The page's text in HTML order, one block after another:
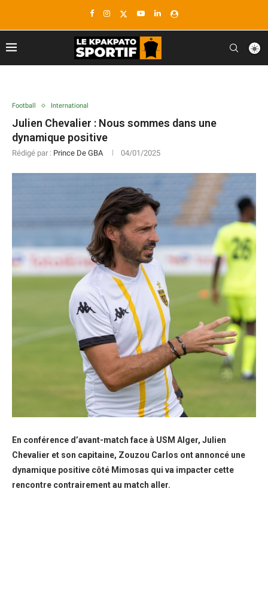
Football International
Julien Chevalier : Nous sommes dans une
dynamique positive
Rédigé par : Prince De GBA 04/01/2025
En conférence d’avant-match face à USM Alger, Julien
Chevalier et son capitaine, Zouzou Carlos ont annoncé une
dynamique positive côté Mimosas qui va impacter cette
rencontre contrairement au match aller.